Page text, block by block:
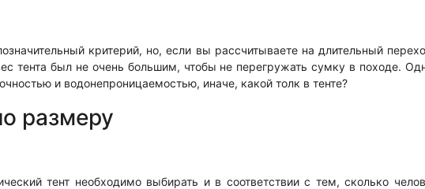
критерий, но, если вы рассчитываете на длительный
тента был не очень большим, чтобы не перегружать сумку в походе.
и водонепроницаемостью, иначе, какой толк в тенте?
размеру
тент необходимо выбирать и в соответствии с тем, сколько